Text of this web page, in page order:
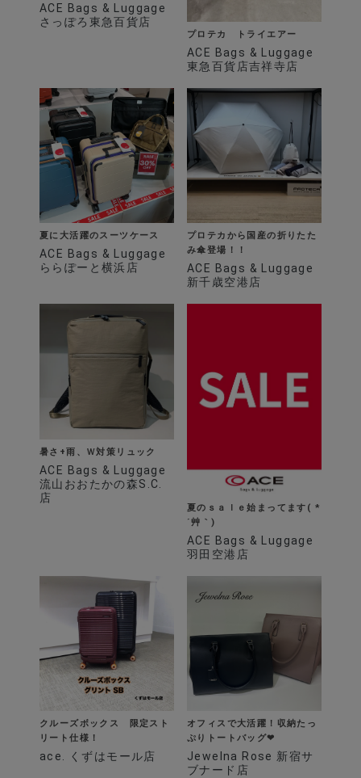
ACE Bags & Luggage
さっぽろ東急百貨店
プロテカ トライエアー
ACE Bags & Luggage
東急百貨店吉祥寺店
夏に大活躍のスーツケース
ACE Bags & Luggage
ららぽーと横浜店
プロテカから国産の折りたた
み傘登場！！
ACE Bags & Luggage
新千歳空港店
暑さ+雨、Ｗ対策リュック
ACE Bags & Luggage
流山おおたかの森S.C.
店
夏のｓａｌｅ始まってます( *
´艸｀)
ACE Bags & Luggage
羽田空港店
クルーズボックス 限定スト
リート仕様！
ace. くずはモール店
オフィスで大活躍！収納たっ
ぷりトートバッグ❤︎
Jewelna Rose 新宿サ
ブナード店